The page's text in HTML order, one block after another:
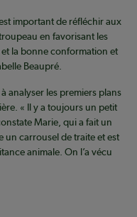
important de réfléchir aux
en favorisant les
et la bonne conformation et
Beaupré.
analyser les premiers plans
« Il y a toujours un petit
Marie, qui a fait un
un carrousel de traite et est
animale. On l’a vécu